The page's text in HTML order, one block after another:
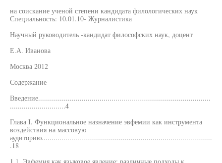
на соискание ученой степени кандидата филологических наук
Специальность: 10.01.10- Журналистика
Научный руководитель -кандидат философских наук, доцент
Е.А. Иванова
Москва 2012
Содержание
Введение.......................................................................................
............................4
Глава I. Функциональное назначение эвфемии как инструмента
воздействия на массовую
аудиторию......................................................................................
.18